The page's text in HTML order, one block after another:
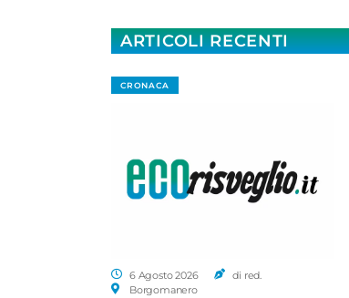
ARTICOLI RECENTI
CRONACA
6 Agosto 2026
di red.
Borgomanero